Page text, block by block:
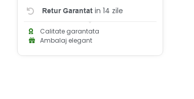
Retur Garantat in 14 zile
Calitate garantata
Ambalaj elegant